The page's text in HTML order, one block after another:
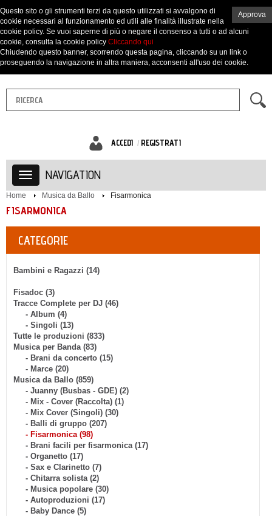
ACCEDI REGISTRATI
NAVIGATION
Home Musica da Ballo Fisarmonica
FISARMONICA
CATEGORIE
Bambini e Ragazzi (14)
Fisadoc (3)
Tracce Complete per DJ (46)
- Album (4)
- Singoli (13)
Tutte le produzioni (833)
Musica per Banda (83)
- Brani da concerto (15)
- Marce (20)
Musica da Ballo (859)
- Juanny (Busbas - GDE) (2)
- Mix - Cover (Raccolta) (1)
- Mix Cover (Singoli) (30)
- Balli di gruppo (207)
- Fisarmonica (98)
- Brani facili per fisarmonica (17)
- Organetto (17)
- Sax e Clarinetto (7)
- Chitarra solista (2)
- Musica popolare (30)
- Autoproduzioni (17)
- Baby Dance (5)
Approva
Questo sito o gli strumenti terzi da questo utilizzati si avvalgono di
cookie necessari al funzionamento ed utili alle finalità illustrate nella
cookie policy. Se vuoi saperne di più o negare il consenso a tutti o ad alcuni
cookie, consulta la cookie policy Cliccando qui
Chiudendo questo banner, scorrendo questa pagina, cliccando su un link o
proseguendo la navigazione in altra maniera, acconsenti all'uso dei cookie.